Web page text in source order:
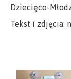
Dziecięco-
Tekst i zdjęcia: